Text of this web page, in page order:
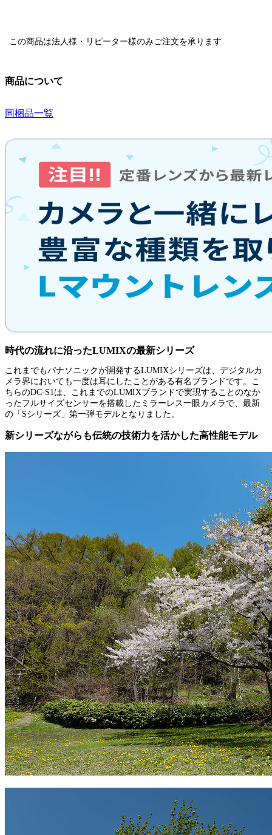
この商品は法人様・リピーター様のみご注文を承ります
商品について
同梱品一覧
時代の流れに沿ったLUMIXの最新シリーズ
これまでもパナソニックが開発するLUMIXシリーズは、デジタルカ
メラ界においても一度は耳にしたことがある有名ブランドです。こ
ちらのDC-S1は、これまでのLUMIXブランドで実現することのなか
ったフルサイズセンサーを搭載したミラーレス一眼カメラで、最新
の「Sシリーズ」第一弾モデルとなりました。
新シリーズながらも伝統の技術力を活かした高性能モデル